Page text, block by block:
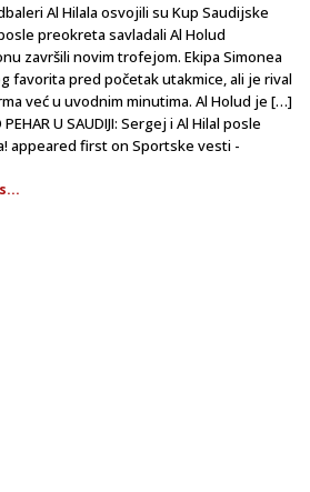
Al Hilala osvojili su Kup Saudijske
preokreta savladali Al Holud
završili novim trofejom. Ekipa Simonea
favorita pred početak utakmice, ali je rival
već u uvodnim minutima. Al Holud je […]
U SAUDIJI: Sergej i Al Hilal posle
appeared first on Sportske vesti -